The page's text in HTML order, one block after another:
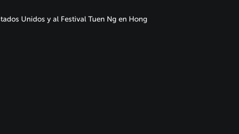
Unidos y al Festival Tuen Ng en Hong